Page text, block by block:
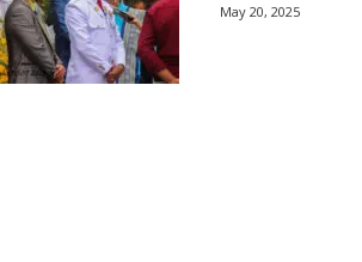
May 20, 2025